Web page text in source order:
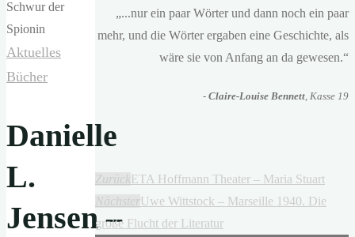
Aktuelles
Bücher
Danielle
L.
Jensen –
„...nur ein paar Wörter und dann noch ein paar
mehr, und die Wörter ergaben eine Geschichte, als
wäre sie von Anfang an da gewesen.“
- Claire-Louise Bennett, Kasse 19
ZurückETA Hoffmann Theater – Maria Stuart
NächsterUwe Wittstock – Marseille 1940. Die
große Flucht der Literatur